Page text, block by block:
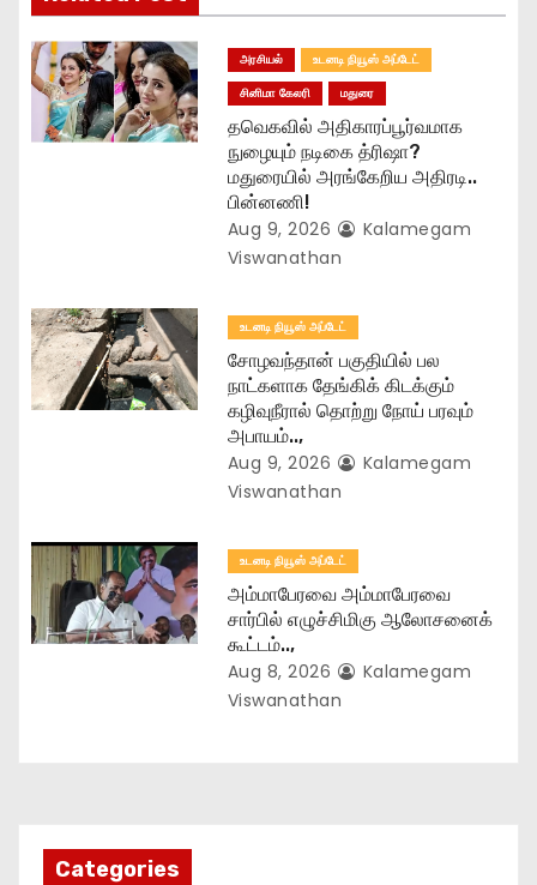
t
i
o
அரசியல்
உடனடி நியூஸ் அப்டேட்
சினிமா கேலரி
மதுரை
தவெகவில் அதிகாரப்பூர்வமாக
நுழையும் நடிகை த்ரிஷா?
மதுரையில் அரங்கேறிய அதிரடி..
பின்னணி!
Aug 9, 2026
Kalamegam
Viswanathan
உடனடி நியூஸ் அப்டேட்
சோழவந்தான் பகுதியில் பல
நாட்களாக தேங்கிக் கிடக்கும்
கழிவுநீரால் தொற்று நோய் பரவும்
அபாயம்..,
Aug 9, 2026
Kalamegam
Viswanathan
உடனடி நியூஸ் அப்டேட்
அம்மாபேரவை அம்மாபேரவை
சார்பில் எழுச்சிமிகு ஆலோசனைக்
கூட்டம்..,
Aug 8, 2026
Kalamegam
Viswanathan
Categories